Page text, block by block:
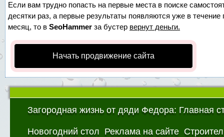
Если вам трудно попасть на первые места в поиске
десятки раз, а первые результаты появляются уже в
месяц, то в SeoHammer за бустер вернут деньги.
Начать продвижение сайта
Загородная жизнь от дяди Федора: Главная
Новогодний стол Реклама на сайте